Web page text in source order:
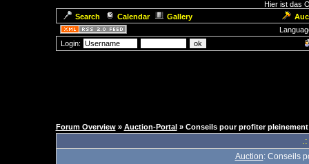
Hier ist das
Search
Calendar Gallery
Login:
Forum Overview» Auction-Portal» Conseils pour profiter pleinement
Auction: Conseils